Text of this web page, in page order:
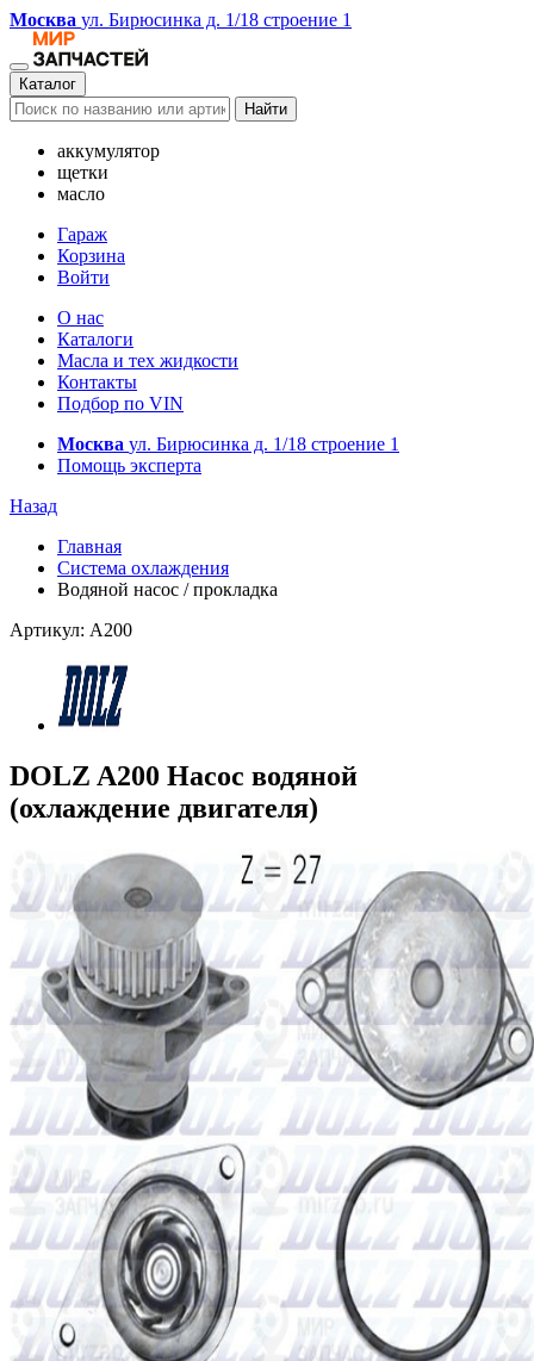
Москва ул. Бирюсинка д. 1/18 строение 1
Каталог
Найти
аккумулятор
щетки
масло
Гараж
Корзина
Войти
О нас
Каталоги
Масла и тех жидкости
Контакты
Подбор по VIN
Москва ул. Бирюсинка д. 1/18 строение 1
Помощь эксперта
Назад
Главная
Система охлаждения
Водяной насос / прокладка
Артикул: A200
DOLZ A200 Насос водяной
(охлаждение двигателя)